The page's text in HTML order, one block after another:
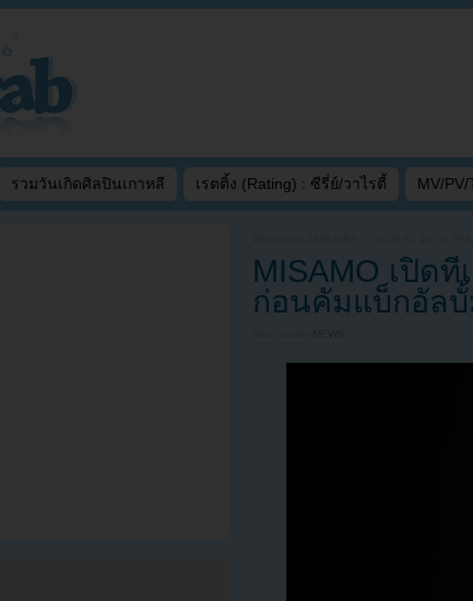
รวมวันเกิดศิลปินเกาหลี เรตติ้ง (Rating) : ซีรี่ย์/วาไรตี้ MV/PV/
MISAMO เปิดที
ก่อนคัมแบ็กอัล
NEWS